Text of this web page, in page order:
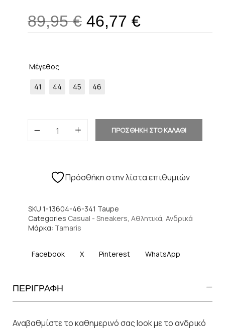
89,95€ 46,77 €
Μέγεθος
41 44 45 46
ΠΡΟΣΘΗΚΗ ΣΤΟ ΚΑΛΑΘΙ
Πρόσθήκη στην λίστα επιθυμιών
SKU 1-13604-46-341 Taupe
Categories Casual - Sneakers, Αθλητικά, Ανδρικά
Μάρκα: Tamaris
Facebook X Pinterest WhatsApp
ΠΕΡΙΓΡΑΦΗ
Αναβαθμίστε το καθημερινό σας look με το ανδρικό